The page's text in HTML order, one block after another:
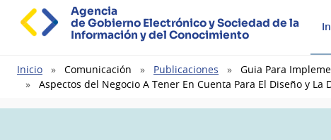
Agencia
de Gobierno Electrónico y Sociedad de la
Información y del Conocimiento
Ruta
de
Inicio Comunicación Publicaciones
Guia Para
Aspectos del Negocio A Tener En Cuenta Para El Diseño y